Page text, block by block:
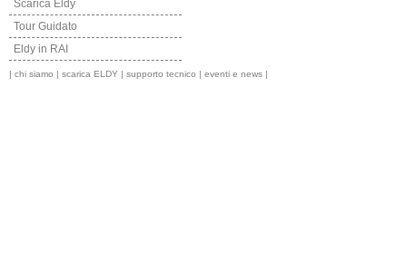
Scarica Eldy
Tour Guidato
Eldy in RAI
| chi siamo | scarica ELDY | supporto tecnico | eventi e news |